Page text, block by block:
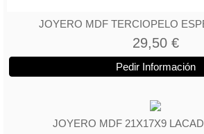
JOYERO MDF TERCIOPELO
29,50 €
Pedir Información
JOYERO MDF 21X17X9